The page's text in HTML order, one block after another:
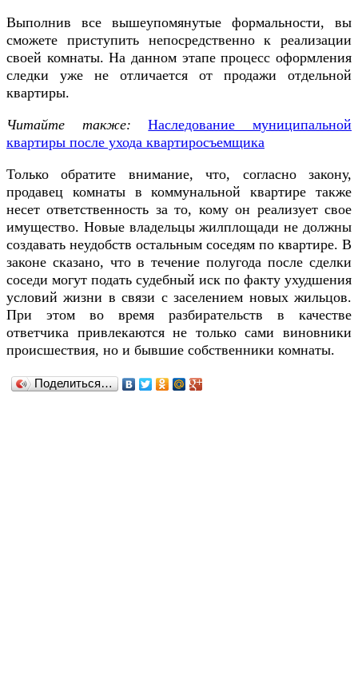
Выполнив все вышеупомянутые формальности, вы
сможете приступить непосредственно к реализации
своей комнаты. На данном этапе процесс оформления
следки уже не отличается от продажи отдельной
квартиры.
Читайте также:
Наследование муниципальной
квартиры после ухода квартиросъемщика
Только обратите внимание, что, согласно закону,
продавец комнаты в коммунальной квартире также
несет ответственность за то, кому он реализует свое
имущество. Новые владельцы жилплощади не должны
создавать неудобств остальным соседям по квартире. В
законе сказано, что в течение полугода после сделки
соседи могут подать судебный иск по факту ухудшения
условий жизни в связи с заселением новых жильцов.
При этом во время разбирательств в качестве
ответчика привлекаются не только сами виновники
происшествия, но и бывшие собственники комнаты.
Поделиться…